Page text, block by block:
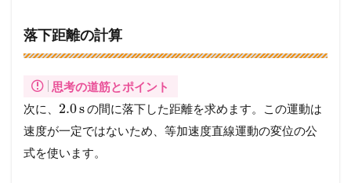
落下距離の計算
思考の道筋とポイント
次に、 2.0sの間に落下した距離を求めます。この運動は
速度が一定ではないため、等加速度直線運動の変位の公
式を使います。